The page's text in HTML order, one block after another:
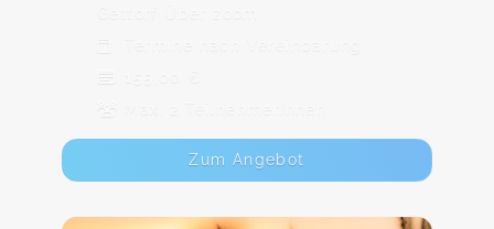
Gettorf Über zoom
Termine nach Vereinbarung
155,00 €
Max. 2 TeilnehmerInnen
Zum Angebot